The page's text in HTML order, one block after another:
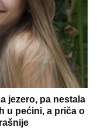
jezero, pa nestala
u pećini, a priča o